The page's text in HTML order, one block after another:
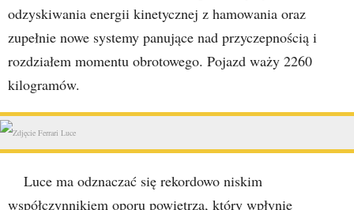
odzyskiwania energii kinetycznej z hamowania oraz
zupełnie nowe systemy panujące nad przyczepnością i
rozdziałem momentu obrotowego. Pojazd waży 2260
kilogramów.
Luce ma odznaczać się rekordowo niskim
współczynnikiem oporu powietrza, który wpłynie